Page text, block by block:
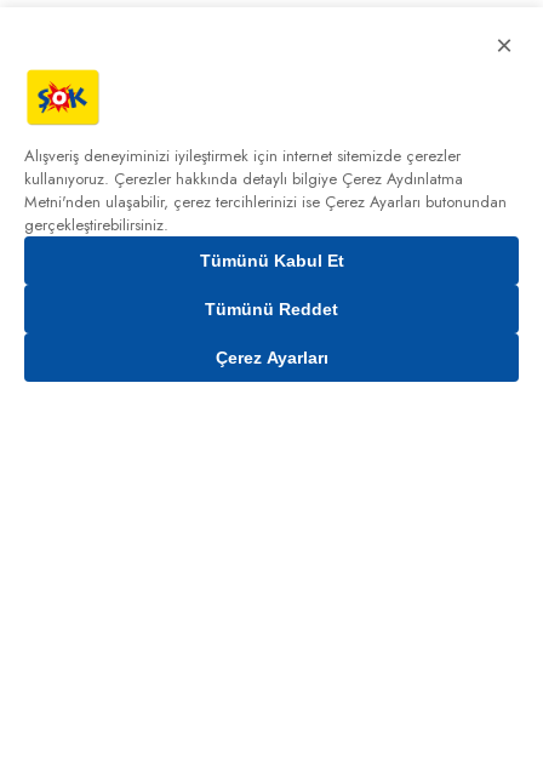
Gelince Haber Ver
×
Alışveriş deneyiminizi iyileştirmek için internet sitemizde çerezler
kullanıyoruz. Çerezler hakkında detaylı bilgiye Çerez Aydınlatma
Metni'nden ulaşabilir, çerez tercihlerinizi ise Çerez Ayarları butonundan
gerçekleştirebilirsiniz.
Tümünü Kabul Et
Tümünü Reddet
Çerez Ayarları